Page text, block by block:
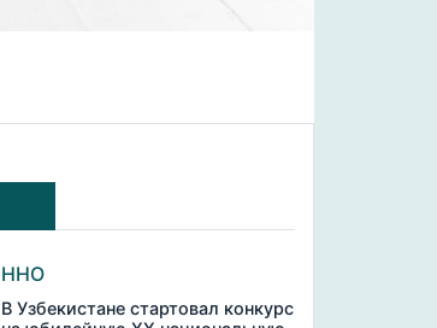
ННО
В Узбекистане стартовал конкурс